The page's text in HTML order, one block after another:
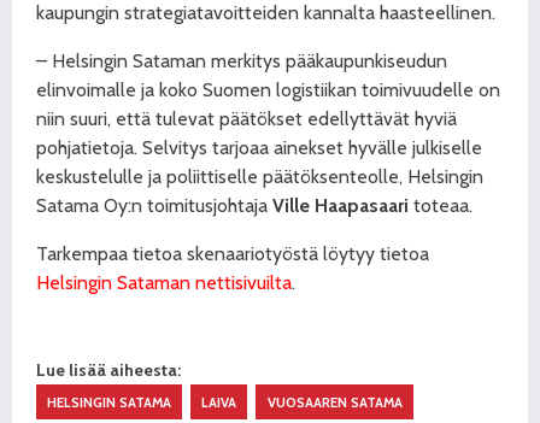
kaupungin strategiatavoitteiden kannalta haasteellinen.
– Helsingin Sataman merkitys pääkaupunkiseudun
elinvoimalle ja koko Suomen logistiikan toimivuudelle on
niin suuri, että tulevat päätökset edellyttävät hyviä
pohjatietoja. Selvitys tarjoaa ainekset hyvälle julkiselle
keskustelulle ja poliittiselle päätöksenteolle, Helsingin
Satama Oy:n toimitusjohtaja Ville Haapasaari toteaa.
Tarkempaa tietoa skenaariotyöstä löytyy tietoa
Helsingin Sataman nettisivuilta.
Lue lisää aiheesta:
HELSINGIN SATAMA LAIVA VUOSAAREN SATAMA